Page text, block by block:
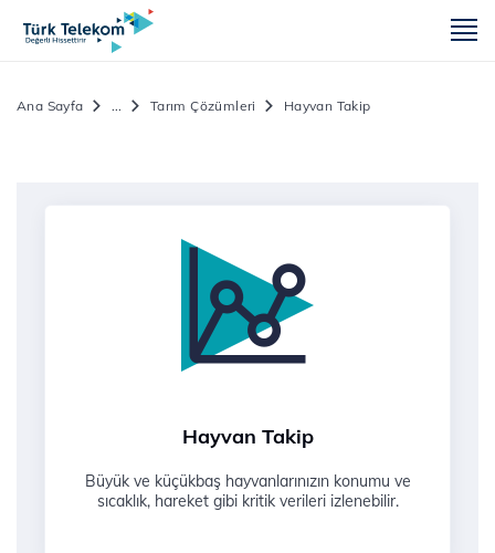
Ana Sayfa ... Tarım Çözümleri Hayvan Takip
Hayvan Takip
Büyük ve küçükbaş hayvanlarınızın konumu ve
sıcaklık, hareket gibi kritik verileri izlenebilir.